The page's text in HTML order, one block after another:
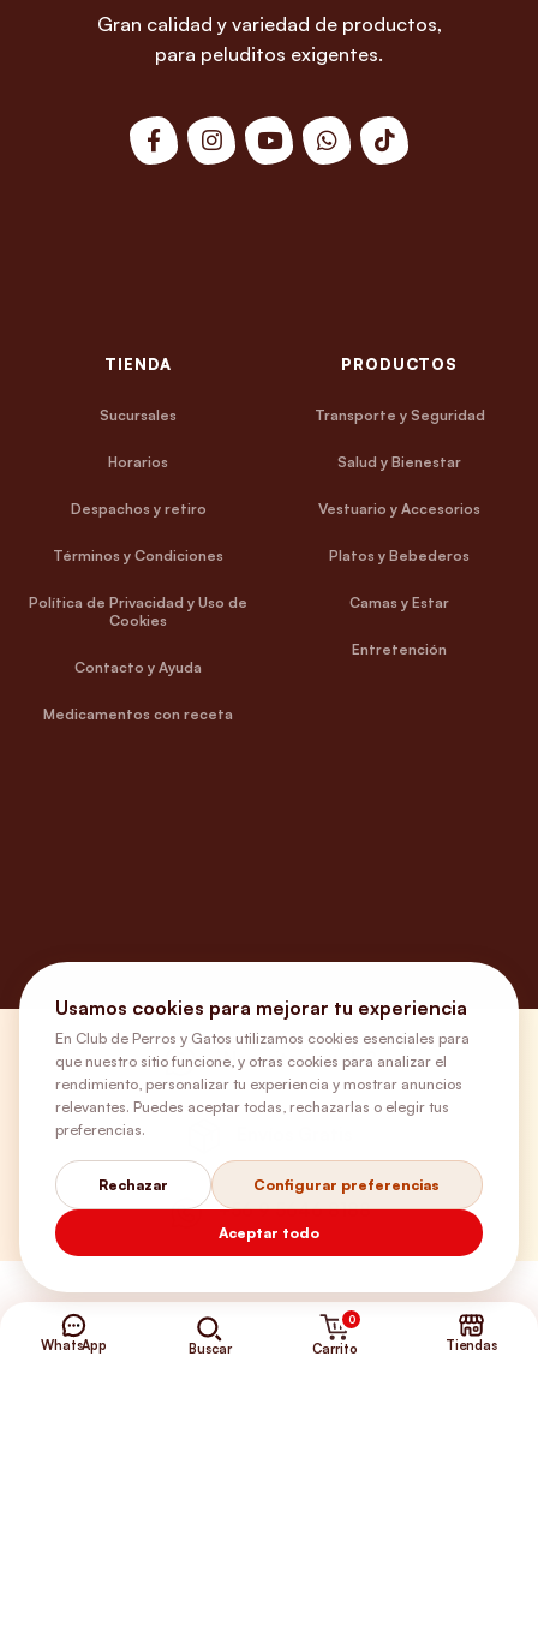
Gran calidad y variedad de productos,
para peluditos exigentes.
TIENDA
Sucursales
Horarios
Despachos y retiro
Términos y Condiciones
Política de Privacidad y Uso de
Cookies
Contacto y Ayuda
Medicamentos con receta
PRODUCTOS
Transporte y Seguridad
Salud y Bienestar
Vestuario y Accesorios
Platos y Bebederos
Camas y Estar
Entretención
¿Necesitas ayuda?
+56 9 5646 8188
WhatsApp Buscar
0
Carrito Tiendas
Usamos cookies para mejorar tu experiencia
En Club de Perros y Gatos utilizamos cookies esenciales para
que nuestro sitio funcione, y otras cookies para analizar el
rendimiento, personalizar tu experiencia y mostrar anuncios
relevantes. Puedes aceptar todas, rechazarlas o elegir tus
preferencias.
Rechazar Configurar preferencias
Aceptar todo